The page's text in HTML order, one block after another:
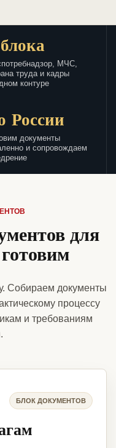
МЧС,
труда и кадры
контуре
России
документы
и сопровождаем
для
Собираем документы
процессу
и требованиям
БЛОК ДОКУМЕНТОВ